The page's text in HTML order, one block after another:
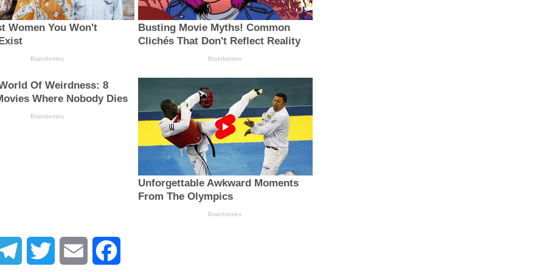
Telegram Twitter Email